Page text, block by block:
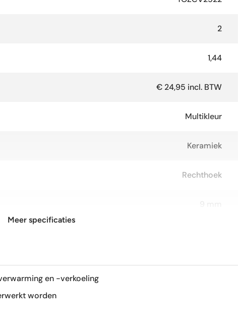
2
1,44
€ 24,95 incl. BTW
Multikleur
Keramiek
Rechthoek
Lappato
Meer specificaties
en -verkoeling
worden